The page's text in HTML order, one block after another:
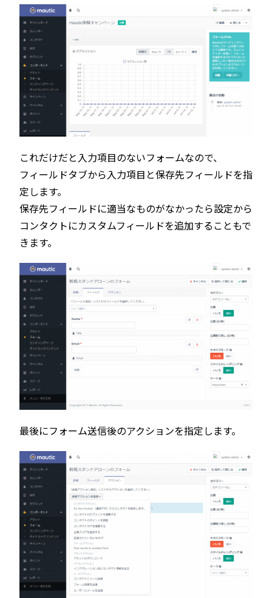
これだけだと入力項目のないフォームなので、
フィールドタブから入力項目と保存先フィールドを指
定します。
保存先フィールドに適当なものがなかったら設定から
コンタクトにカスタムフィールドを追加することもで
きます。
最後にフォーム送信後のアクションを指定します。